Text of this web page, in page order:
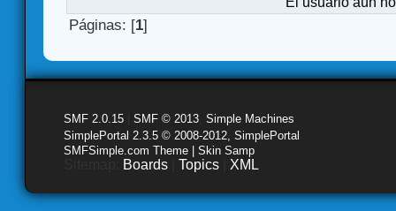
Páginas: [1]
SMF 2.0.15 SMF © 2013 Simple Machines
SimplePortal 2.3.5 © 2008-2012, SimplePortal
SMFSimple.com Theme | Skin Samp
Boards Topics XML